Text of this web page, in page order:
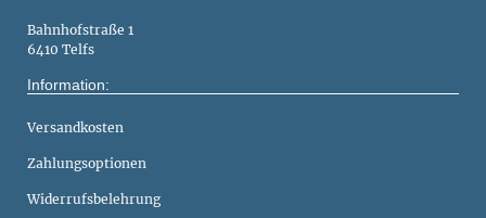
Bahnhofstraße 1
6410 Telfs
Information:
Versandkosten
Zahlungsoptionen
Widerrufsbelehrung